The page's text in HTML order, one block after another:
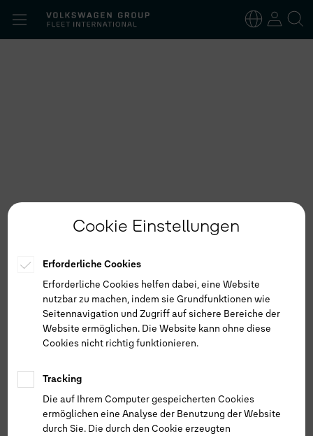
Cookie Einstellungen
Erforderliche Cookies
Erforderliche Cookies helfen dabei, eine Website
nutzbar zu machen, indem sie Grundfunktionen wie
Seitennavigation und Zugriff auf sichere Bereiche der
Website ermöglichen. Die Website kann ohne diese
Cookies nicht richtig funktionieren.
Tracking
Die auf Ihrem Computer gespeicherten Cookies
ermöglichen eine Analyse der Benutzung der Website
durch Sie. Die durch den Cookie erzeugten
nach: